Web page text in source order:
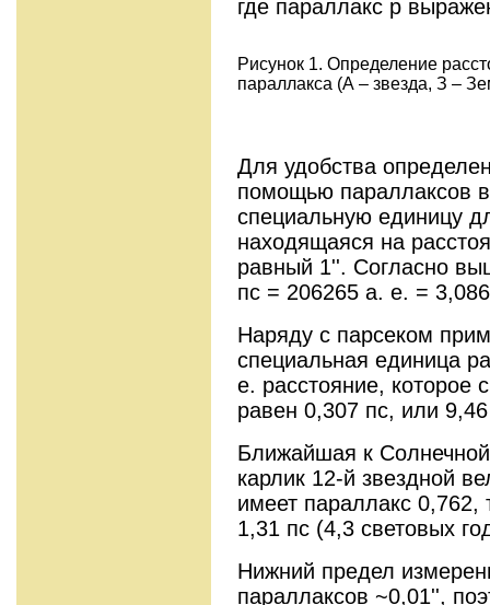
где параллакс p
Рисунок 1. Определение
параллакса (А – звезда, З –
Для удобства
помощью параллаксов
специальную единицу
находящаяся на
равный 1''. Согласно
пс = 206265 а. е. =
Наряду с парсеком
специальная единица
е. расстояние, которое
равен 0,307 пс, или
Ближайшая к
карлик 12-й звездной
имеет параллакс 0,762,
1,31 пс (4,3 световых
Нижний предел
параллаксов ~0,01'',